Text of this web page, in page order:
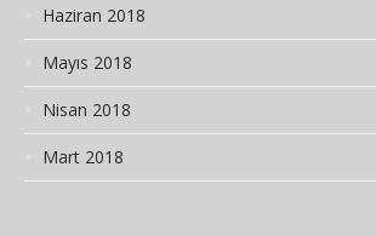
Haziran 2018
Mayıs 2018
Nisan 2018
Mart 2018